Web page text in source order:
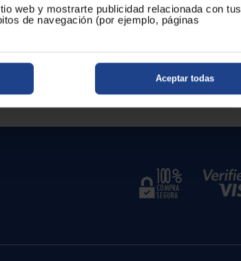
web y mostrarte publicidad relacionada con tus
de navegación (por ejemplo, páginas
Aceptar todas